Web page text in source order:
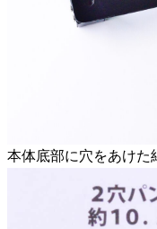
本体底部に穴をあけた